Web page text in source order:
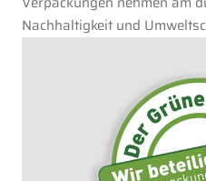
Nachhaltigkeit und